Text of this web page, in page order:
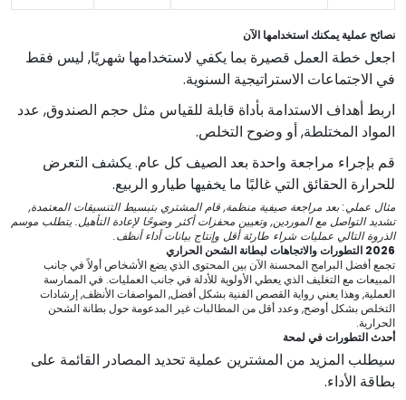
نصائح عملية يمكنك استخدامها الآن
اجعل خطة العمل قصيرة بما يكفي لاستخدامها شهريًا, ليس فقط
في الاجتماعات الاستراتيجية السنوية.
اربط أهداف الاستدامة بأداة قابلة للقياس مثل حجم الصندوق, عدد
المواد المختلطة, أو وضوح التخلص.
قم بإجراء مراجعة واحدة بعد الصيف كل عام. يكشف التعرض
للحرارة الحقائق التي غالبًا ما يخفيها طيارو الربيع.
مثال عملي: بعد مراجعة صيفية منظمة, قام المشتري بتبسيط التنسيقات المعتمدة,
تشديد التواصل مع الموردين, وتعيين محفزات أكثر وضوحًا لإعادة التأهيل. يتطلب موسم
الذروة التالي عمليات شراء طارئة أقل وإنتاج بيانات أداء أنظف.
2026 التطورات والاتجاهات لبطانة الشحن الحراري
تجمع أفضل البرامج المحسنة الآن بين المحتوى الذي يضع الأشخاص أولاً في جانب
المبيعات مع التغليف الذي يعطي الأولوية للأدلة في جانب العمليات. في الممارسة
العملية, وهذا يعني رواية القصص الفنية بشكل أفضل, المواصفات الأنظف, إرشادات
التخلص بشكل أوضح, وعدد أقل من المطالبات غير المدعومة حول بطانة الشحن
الحرارية.
أحدث التطورات في لمحة
سيطلب المزيد من المشترين عملية تحديد المصادر القائمة على
بطاقة الأداء.